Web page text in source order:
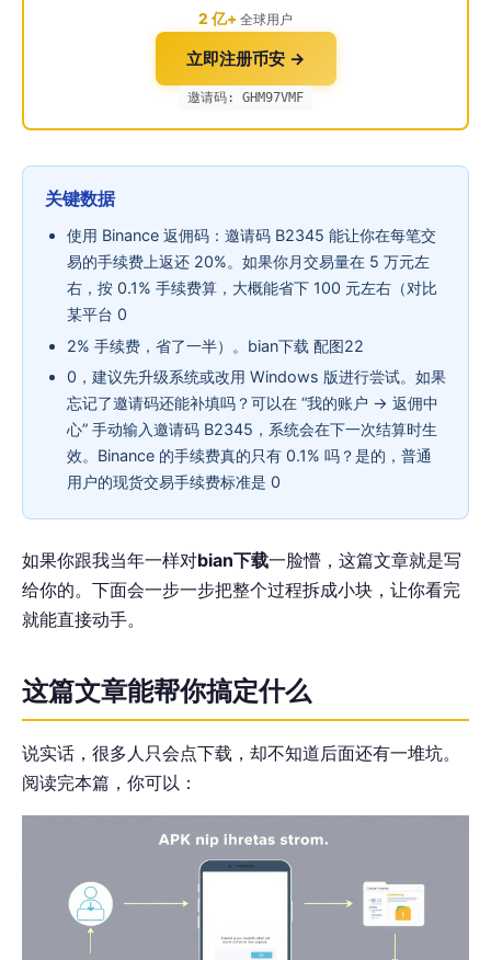
2 亿+ 全球用户
立即注册币安 →
邀请码: GHM97VMF
关键数据
使用 Binance 返佣码：邀请码 B2345 能让你在每笔交
易的手续费上返还 20%。如果你月交易量在 5 万元左
右，按 0.1% 手续费算，大概能省下 100 元左右（对比
某平台 0
2% 手续费，省了一半）。bian下载 配图22
0，建议先升级系统或改用 Windows 版进行尝试。如果
忘记了邀请码还能补填吗？可以在 “我的账户 → 返佣中
心” 手动输入邀请码 B2345，系统会在下一次结算时生
效。Binance 的手续费真的只有 0.1% 吗？是的，普通
用户的现货交易手续费标准是 0
如果你跟我当年一样对bian下载一脸懵，这篇文章就是写
给你的。下面会一步一步把整个过程拆成小块，让你看完
就能直接动手。
这篇文章能帮你搞定什么
说实话，很多人只会点下载，却不知道后面还有一堆坑。
阅读完本篇，你可以：